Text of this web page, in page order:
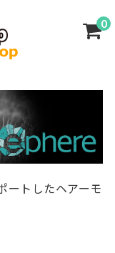
0
ートしたヘアーモ